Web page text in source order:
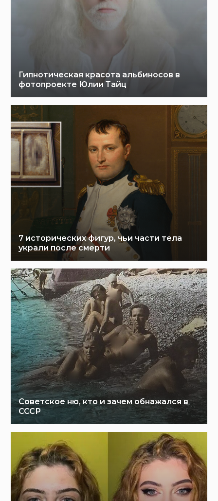
Гипнотическая красота альбиносов в
фотопроекте Юлии Тайц
7 исторических фигур, чьи части тела
украли после смерти
Советское ню, кто и зачем обнажался в
СССР